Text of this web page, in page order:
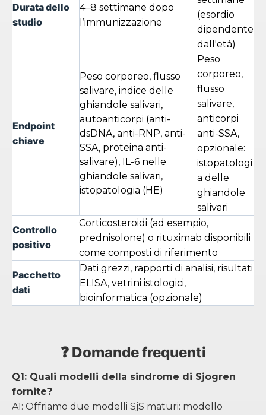
Durata dello
studio
4–8 settimane dopo
l’immunizzazione
(esordio
dipendente
dall'età)
Endpoint
chiave
Peso corporeo, flusso
salivare, indice delle
ghiandole salivari,
autoanticorpi (anti-
dsDNA, anti-RNP, anti-
SSA, proteina anti-
salivare), IL-6 nelle
ghiandole salivari,
istopatologia (HE)
Peso
corporeo,
flusso
salivare,
anticorpi
anti-SSA,
opzionale:
istopatologi
a delle
ghiandole
salivari
Controllo
positivo
Corticosteroidi (ad esempio,
prednisolone) o rituximab disponibili
come composti di riferimento
Pacchetto
dati
Dati grezzi, rapporti di analisi, risultati
ELISA, vetrini istologici,
bioinformatica (opzionale)
❓ Domande frequenti
Q1: Quali modelli della sindrome di Sjogren
fornite?
A1: Offriamo due modelli SjS maturi: modello